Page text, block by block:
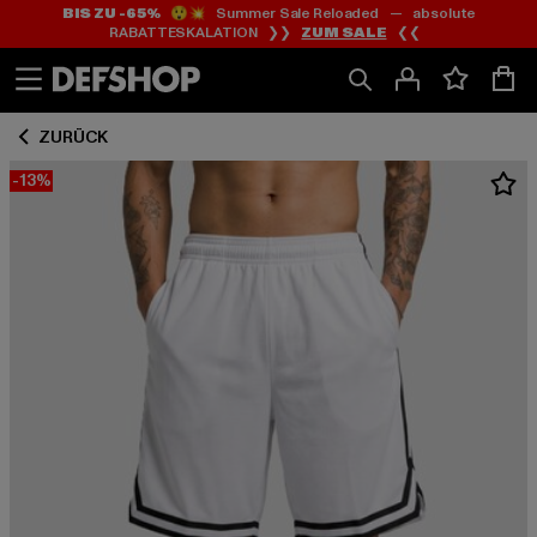
Zum
Inhalt
springen
Zum
Fußzeile
springen
BIS ZU -65%😲💥 Summer Sale Reloaded — absolute
RABATTESKALATION ❯❯ ZUM SALE ❮❮
ZURÜCK
-13%